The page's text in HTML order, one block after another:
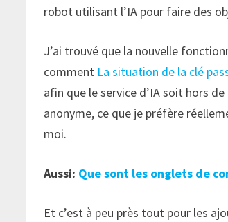
robot utilisant l’IA pour faire des
J’ai trouvé que la nouvelle
comment La situation de la clé
afin que le service d’IA soit hors
anonyme, ce que je préfère
moi.
Aussi: Que sont les onglets de
Et c’est à peu près tout pour les